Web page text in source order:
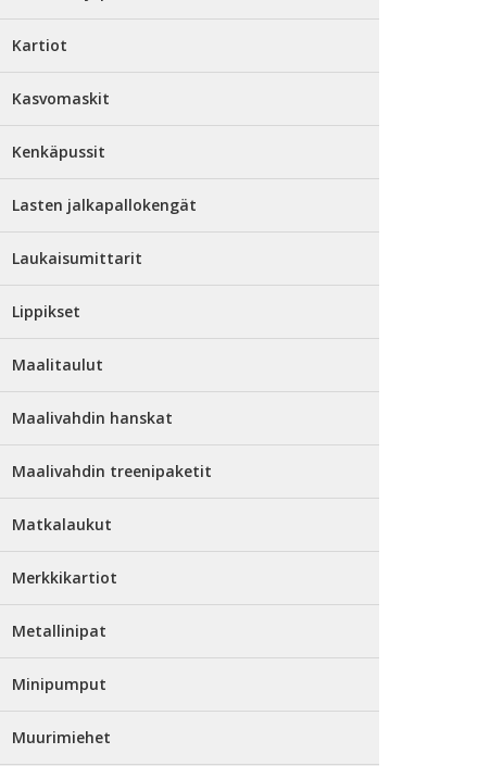
Kartiot
Kasvomaskit
Kenkäpussit
Lasten jalkapallokengät
Laukaisumittarit
Lippikset
Maalitaulut
Maalivahdin hanskat
Maalivahdin treenipaketit
Matkalaukut
Merkkikartiot
Metallinipat
Minipumput
Muurimiehet